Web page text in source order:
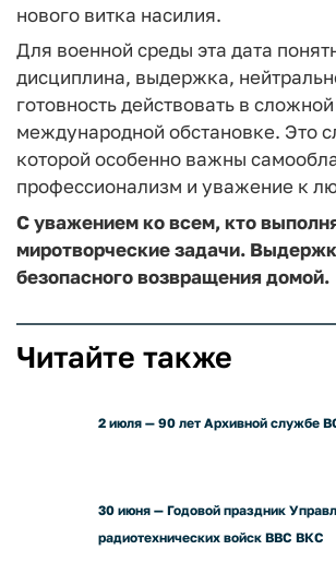
нового витка насилия.
Для военной среды эта дата
дисциплина, выдержка,
готовность действовать в сложной
международной обстановке. Это
которой особенно важны
профессионализм и уважение к
С уважением ко всем, кто
миротворческие задачи.
безопасного возвращения домой.
Читайте также
2 июля — 90 лет Архивной службе
30 июня — Годовой праздник
радиотехнических войск ВВС ВКС